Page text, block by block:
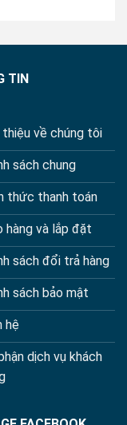
TIN
thiệu về chúng tôi
sách chung
thức thanh toán
hàng và lắp đặt
sách đổi trả hàng
sách bảo mật
hệ
dịch vụ khách